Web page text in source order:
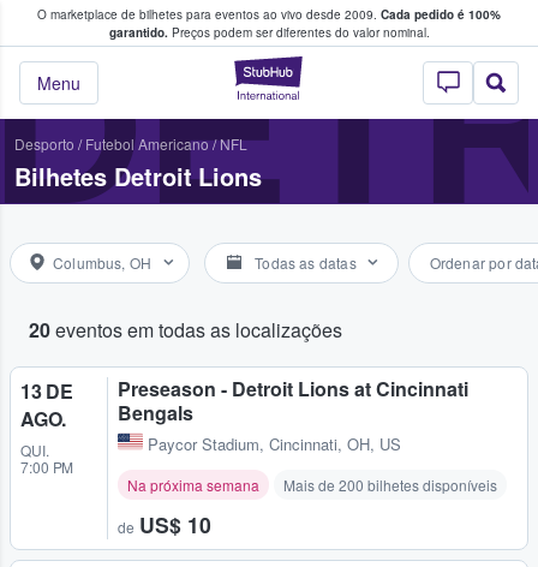
O marketplace de bilhetes para eventos ao vivo desde 2009. Cada pedido é 100%
garantido.Preços podem ser diferentes do valor nominal.
StubHub – onde
Menu
fãs compram e vendem bilhetes
Desporto / Futebol Americano/NFL
Bilhetes Detroit Lions
Columbus, OH Todas as datas Ordenar por
20eventos em todas as localizações
13 DE
AGO.
QUI.
7:00 PM
Preseason - Detroit Lions at Cincinnati
Bengals
Paycor Stadium, Cincinnati, OH, US
Na próxima semana Mais de 200 bilhetes disponíveis
de US$ 10